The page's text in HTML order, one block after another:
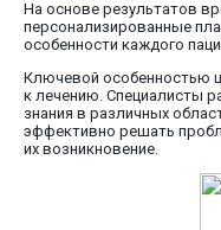
На основе результатов
персонализированные
особенности каждого
Ключевой особенностью
к лечению. Специалисты
знания в различных
эффективно решать
их возникновение.